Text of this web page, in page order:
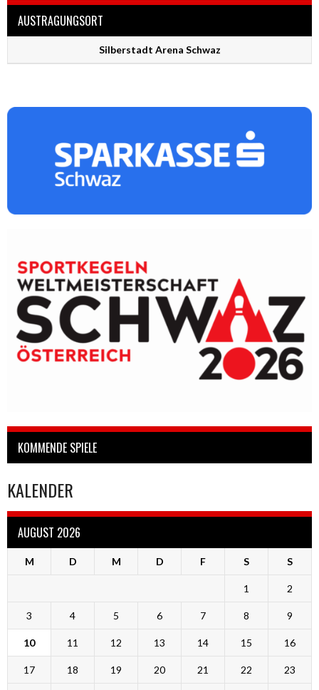
AUSTRAGUNGSORT
Silberstadt Arena Schwaz
KOMMENDE SPIELE
KALENDER
AUGUST 2026
M D M D F S S
1 2
3 4 5 6 7 8 9
10 11 12 13 14 15 16
17 18 19 20 21 22 23